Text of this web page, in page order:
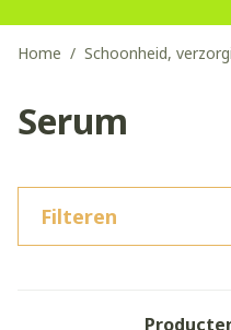
Home / Schoonheid,
Serum
Filteren